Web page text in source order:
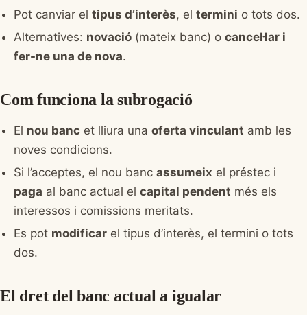
Pot canviar el tipus d’interès, el termini o tots dos.
Alternatives: novació (mateix banc) o cancel·lar i
fer-ne una de nova.
Com funciona la subrogació
El nou banc et lliura una oferta vinculant amb les
noves condicions.
Si l’acceptes, el nou banc assumeix el préstec i
paga al banc actual el capital pendent més els
interessos i comissions meritats.
Es pot modificar el tipus d’interès, el termini o tots
dos.
El dret del banc actual a igualar